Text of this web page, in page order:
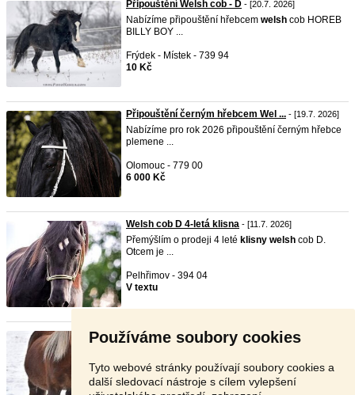
Používáme soubory cookies
Tyto webové stránky používají soubory cookies a
další sledovací nástroje s cílem vylepšení
Připouštění Welsh cob - D - [20.7. 2026]
Nabízíme připouštění hřebcem welsh cob HOREB
BILLY BOY ...
Frýdek - Místek - 739 94
10 Kč
Připouštění černým hřebcem Wel ... - [19.7. 2026]
Nabízíme pro rok 2026 připouštění černým hřebce
plemene ...
Olomouc - 779 00
6 000 Kč
Welsh cob D 4-letá klisna - [11.7. 2026]
Přemýšlím o prodeji 4 leté klisny welsh cob D.
Otcem je ...
Pelhřimov - 394 04
V textu
Welsh B klisna 2v1 (březí )-TOP- [22.6. 2026]
Den de ...
Zlín - 763 12